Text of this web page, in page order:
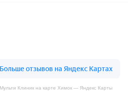
Мульти Клиник на карте Химок — Яндекс Карты